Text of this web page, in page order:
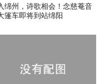
绵州，诗歌相会！念慈菴音
篷车即将到站绵阳